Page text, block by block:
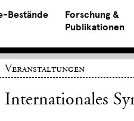
Bestände
Forschung &
Publikationen
Veranstaltungen
Internationales